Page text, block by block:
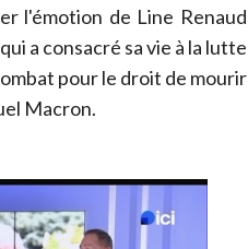
l'émotion de Line Renaud
a consacré sa vie à la lutte
pour le droit de mourir
Macron.